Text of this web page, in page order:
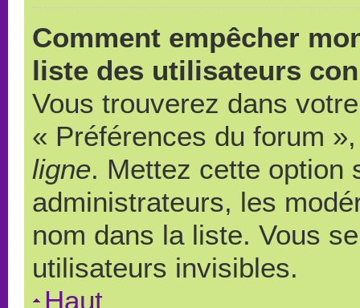
Comment empêcher
liste des utilisateurs
Vous trouverez dans
« Préférences du forum
ligne. Mettez cette option
administrateurs, les
nom dans la liste. Vous
utilisateurs invisibles.
Haut